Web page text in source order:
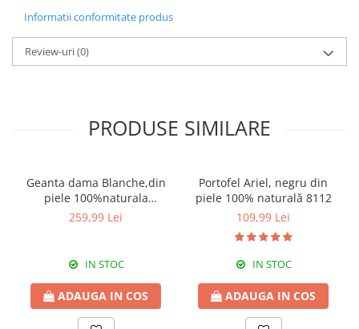
Informatii conformitate produs
Review-uri(0)
PRODUSE SIMILARE
Geanta dama Blanche,din
piele 100%naturala
Italia,8246,negru
259,99 Lei
IN STOC
ADAUGA IN COS
Portofel Ariel, negru din
piele 100% naturală 8112
109,99 Lei
IN STOC
ADAUGA IN COS